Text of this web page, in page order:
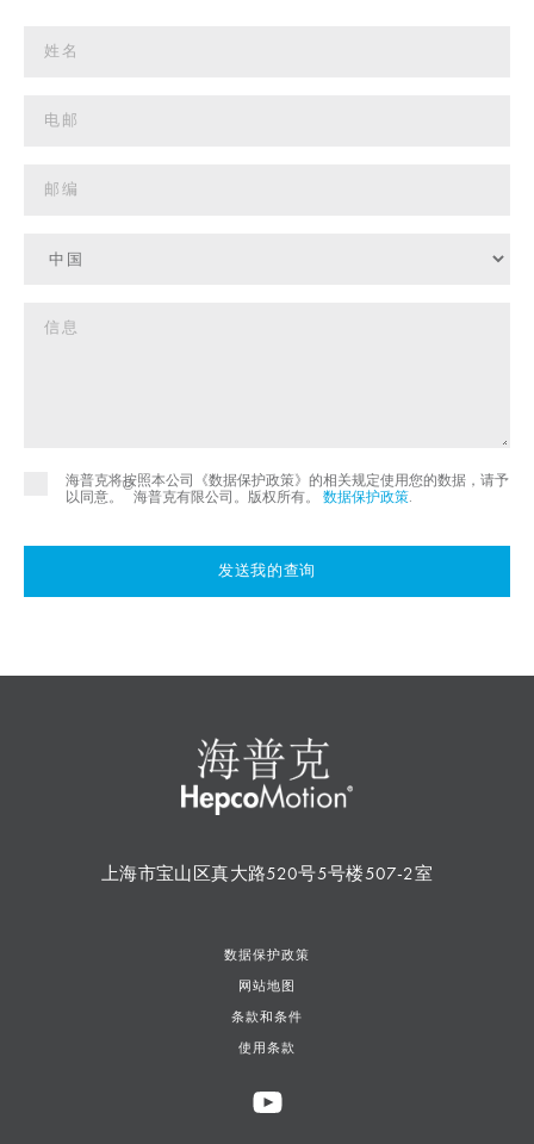
海普克将按照本公司《数据保护政策》的相关规定使用您的数据，请予
以同意。
©
海普克有限公司。版权所有。 数据保护政策.
发送我的查询
上海市宝山区真大路520号5号楼507-2室
数据保护政策
网站地图
条款和条件
使用条款